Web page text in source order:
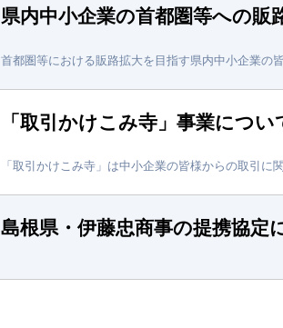
県内中小企業の首都圏等への販
首都圏等における販路拡大を目指す県内中小企業の
「取引かけこみ寺」事業につい
「取引かけこみ寺」は中小企業の皆様からの取引に
島根県・伊藤忠商事の提携協定